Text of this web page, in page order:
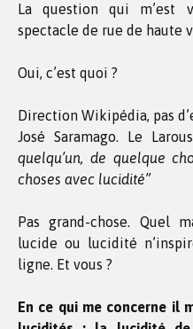
La question qui m’est
spectacle de rue de haute
Oui, c’est quoi ?
Direction Wikipédia, pas
José Saramago. Le
quelqu’un, de quelque
choses avec lucidité”
Pas grand-chose. Quel
lucide ou lucidité
ligne. Et vous ?
En ce qui me concerne il